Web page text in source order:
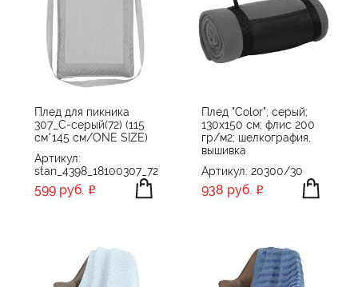
Плед для пикника
307_С-серый(72) (115
см*145 см/ONE SIZE)
Артикул:
stan_4398_18100307_72
599 руб.
Плед "Color"; серый;
130х150 см; флис 200
гр/м2; шелкография,
вышивка
Артикул: 20300/30
938 руб.